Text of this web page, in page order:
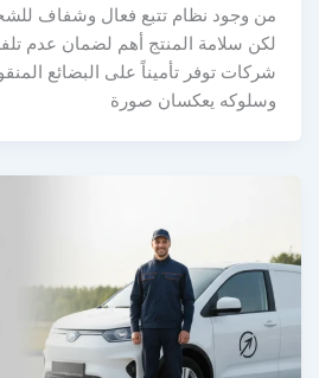
من وجود نظام تتبع فعال وشفاف
لكن سلامة المنتج أهم لضمان عدم
شركات توفر تأميناً على البضائع
وسلوكه يعكسان صورة